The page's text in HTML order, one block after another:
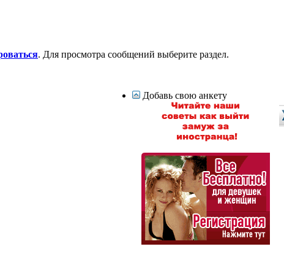
. Для просмотра сообщений выберите раздел.
Добавь свою анкету